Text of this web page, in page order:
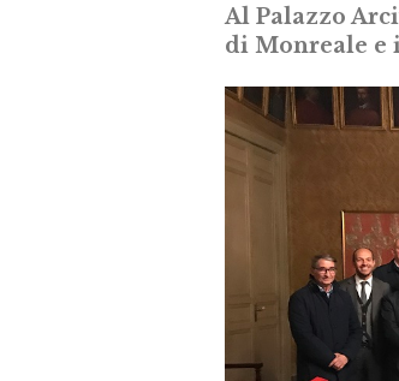
Al Palazzo
di Monreale e